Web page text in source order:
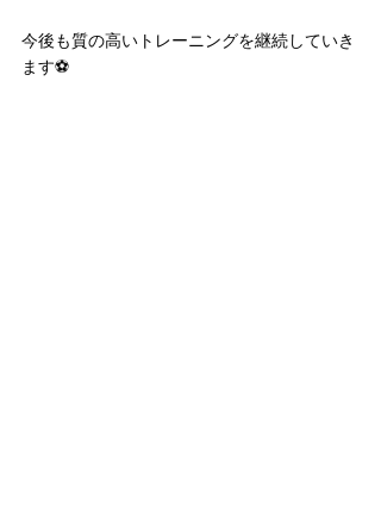
今後も質の高いトレーニングを継続していき
ます⚽️